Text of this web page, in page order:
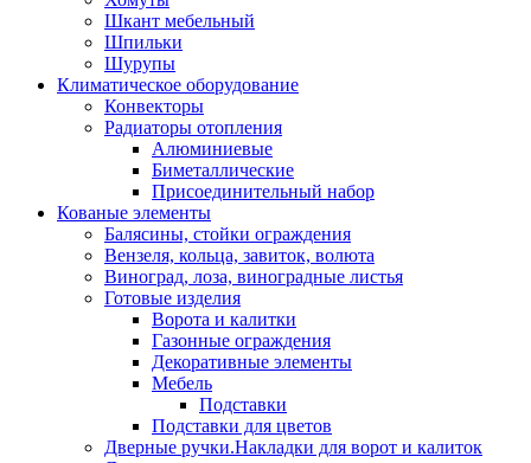
Шкант мебельный
Шпильки
Шурупы
Климатическое оборудование
Конвекторы
Радиаторы отопления
Алюминиевые
Биметаллические
Присоединительный набор
Кованые элементы
Балясины, стойки ограждения
Вензеля, кольца, завиток, волюта
Виноград, лоза, виноградные листья
Готовые изделия
Ворота и калитки
Газонные ограждения
Декоративные элементы
Мебель
Подставки
Подставки для цветов
Дверные ручки.Накладки для ворот и калиток